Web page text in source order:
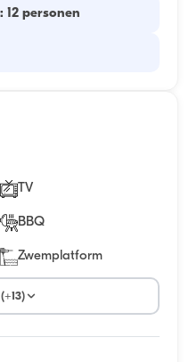
personen
TV
BBQ
Zwemplatform